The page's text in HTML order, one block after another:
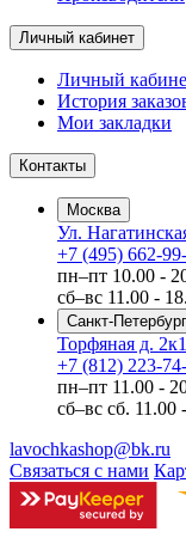
Личный кабинет
Личный
История
Мои закладки
Контакты
Москва
Ул.
+7 (495) 662-
пн–пт 10.00 -
сб–вс 11.00 -
Санкт-Петербург
Торфяная д.
+7 (812) 223-
пн–пт 11.00 -
сб–вс сб. 11.00
lavochkashop@bk.ru
Связаться с нами